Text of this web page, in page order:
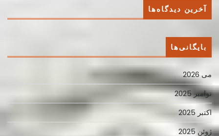
آخرین دیدگاه‌ها
بایگانی‌ها
می 2026
نوامبر 2025
اکتبر 2025
ژوئن 2025